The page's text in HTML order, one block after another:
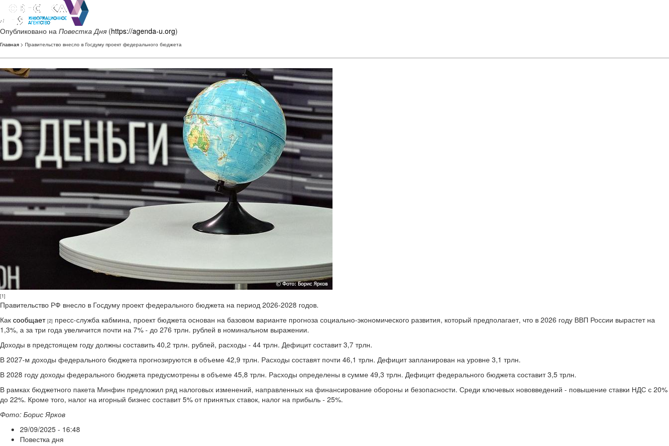
Опубликовано на Повестка Дня (https://agenda-u.org)
Главная > Правительство внесло в Госдуму проект федерального бюджета
[1]
Правительство РФ внесло в Госдуму проект федерального бюджета на период 2026-2028 годов.
Как сообщает [2] пресс-служба кабмина, проект бюджета основан на базовом варианте прогноза социально-экономического развития, который предполагает, что в 2026 году ВВП России вырастет на
1,3%, а за три года увеличится почти на 7% - до 276 трлн. рублей в номинальном выражении.
Доходы в предстоящем году должны составить 40,2 трлн. рублей, расходы - 44 трлн. Дефицит составит 3,7 трлн.
В 2027-м доходы федерального бюджета прогнозируются в объеме 42,9 трлн. Расходы составят почти 46,1 трлн. Дефицит запланирован на уровне 3,1 трлн.
В 2028 году доходы федерального бюджета предусмотрены в объеме 45,8 трлн. Расходы определены в сумме 49,3 трлн. Дефицит федерального бюджета составит 3,5 трлн.
В рамках бюджетного пакета Минфин предложил ряд налоговых изменений, направленных на финансирование обороны и безопасности. Среди ключевых нововведений - повышение ставки НДС с 20%
до 22%. Кроме того, налог на игорный бизнес составит 5% от принятых ставок, налог на прибыль - 25%.
Фото: Борис Ярков
29/09/2025 - 16:48
Повестка дня